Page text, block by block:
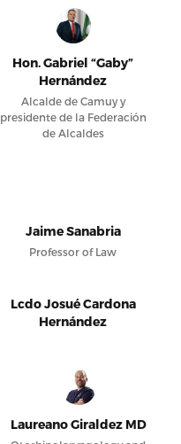
Hon. Gabriel “Gaby”
Hernández
Alcalde de Camuy y
presidente de la Federación
de Alcaldes
Jaime Sanabria
Professor of Law
Lcdo Josué Cardona
Hernández
Laureano Giraldez MD